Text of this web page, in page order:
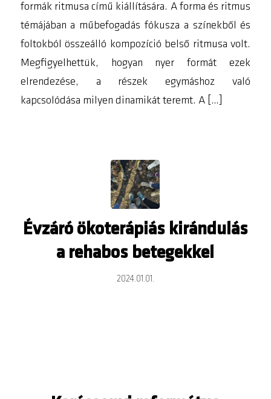
formák ritmusa című kiállítására. A forma és ritmus
témájában a műbefogadás fókusza a színekből és
foltokból összeálló kompozíció belső ritmusa volt.
Megfigyelhettük, hogyan nyer formát ezek
elrendezése, a részek egymáshoz való
kapcsolódása milyen dinamikát teremt. A […]
Évzáró ökoterápiás kirándulás
a rehabos betegekkel
2024.01.01.